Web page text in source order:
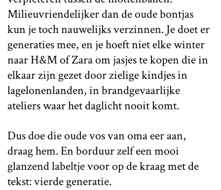
Milieuvriendelijker dan de oude bontjas
kun je toch nauwelijks verzinnen. Je doet er
generaties mee, en je hoeft niet elke winter
naar H&M of Zara om jasjes te kopen die in
elkaar zijn gezet door zielige kindjes in
lagelonenlanden, in brandgevaarlijke
ateliers waar het daglicht nooit komt.
Dus doe die oude vos van oma eer aan,
draag hem. En borduur zelf een mooi
glanzend labeltje voor op de kraag met de
tekst: vierde generatie.